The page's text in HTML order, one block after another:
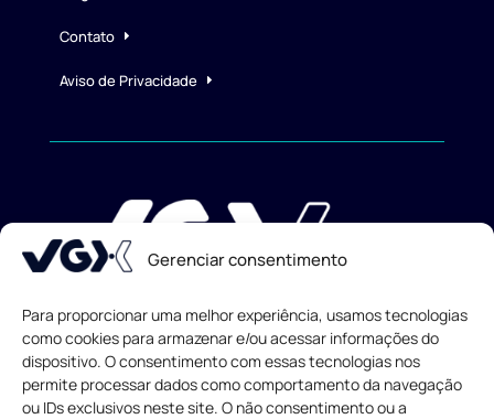
Gerenciar consentimento
Para proporcionar uma melhor experiência, usamos tecnologias
como cookies para armazenar e/ou acessar informações do
dispositivo. O consentimento com essas tecnologias nos
permite processar dados como comportamento da navegação
ou IDs exclusivos neste site. O não consentimento ou a
Contato
Aviso de Privacidade
Todos os direitos reservados© 2013-2026